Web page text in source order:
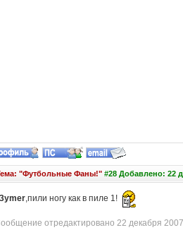
"Футбольные Фаны!"#28 Добавлено: 22
,пили ногу как в пиле 1!
отредактировано 22 декабря